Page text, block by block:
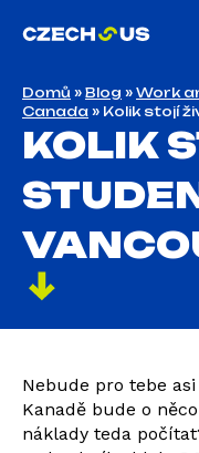
Domů » Blog » Work
Canada » Kolik stojí
KOLIK
Nebude pro tebe
Kanadě bude o
náklady teda